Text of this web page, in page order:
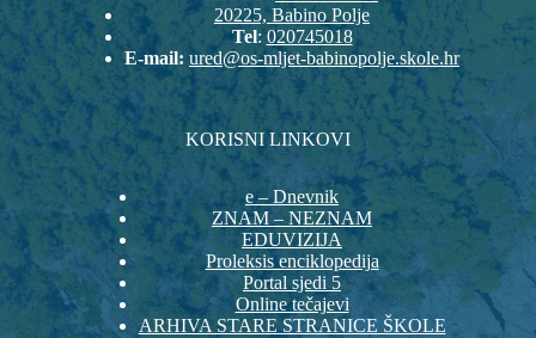
20225, Babino Polje
Tel: 020745018
E-mail: ured@os-mljet-babinopolje.skole.hr
KORISNI LINKOVI
e – Dnevnik
ZNAM – NEZNAM
EDUVIZIJA
Proleksis enciklopedija
Portal sjedi 5
Online tečajevi
ARHIVA STARE STRANICE ŠKOLE